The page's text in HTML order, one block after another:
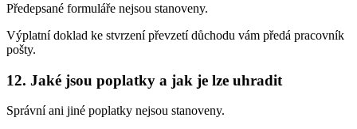
Předepsané formuláře nejsou stanoveny.
Výplatní doklad ke stvrzení převzetí důchodu vám předá pracovník
pošty.
12. Jaké jsou poplatky a jak je lze uhradit
Správní ani jiné poplatky nejsou stanoveny.